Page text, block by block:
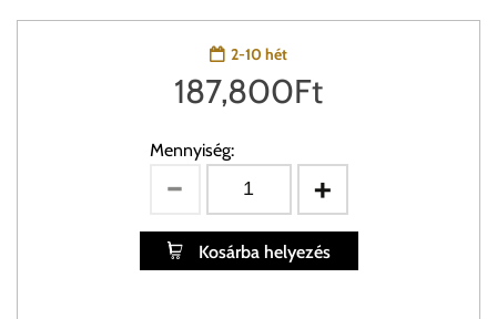
2-10 hét
187,800Ft
Mennyiség:
Kosárba helyezés